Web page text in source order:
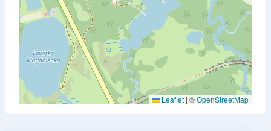
Leaflet | ©OpenStreetMap